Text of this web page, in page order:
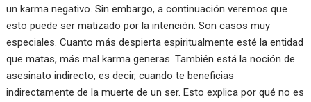
un karma negativo. Sin embargo, a continuación veremos que
esto puede ser matizado por la intención. Son casos muy
especiales. Cuanto más despierta espiritualmente esté la entidad
que matas, más mal karma generas. También está la noción de
asesinato indirecto, es decir, cuando te beneficias
indirectamente de la muerte de un ser. Esto explica por qué no es